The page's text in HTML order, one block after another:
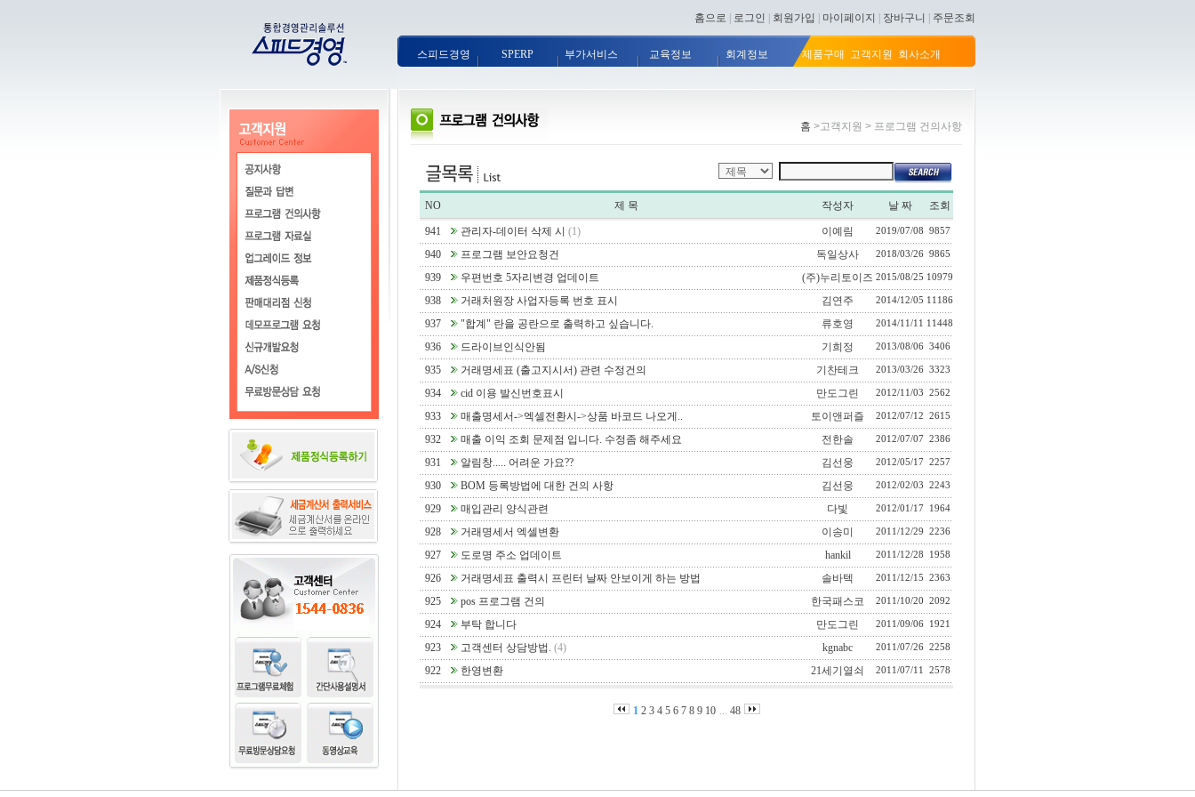
홈으로 로그인 회원가입 마이페이지 장바구니 주문조회
스피드경영 SPERP 부가서비스 교육정보 회계정보 제품구매 고객지원 회사소개
홈 >고객지원 > 프로그램 건의사항
NO 제 목 작성자 날 짜 조회
941 관리자-데이터 삭제 시 (1) 이예림 2019/07/08 9857
940 프로그램 보안요청건 독일상사 2018/03/26 9865
939 우편번호 5자리변경 업데이트 (주)누리토이즈 2015/08/25 10979
938 거래처원장 사업자등록 번호 표시 김연주 2014/12/05 11186
937 "합계" 란을 공란으로 출력하고 싶습니다. 류호영 2014/11/11 11448
936 드라이브인식안됨 기희정 2013/08/06 3406
935 거래명세표 (출고지시서) 관련 수정건의 기찬테크 2013/03/26 3323
934 cid 이용 발신번호표시 만도그린 2012/11/03 2562
933 매출명세서->엑셀전환시->상품 바코드 나오게.. 토이앤퍼즐 2012/07/12 2615
932 매출 이익 조회 문제점 입니다. 수정좀 해주세요 전한솔 2012/07/07 2386
931 알림창..... 어려운 가요?? 김선웅 2012/05/17 2257
930 BOM 등록방법에 대한 건의 사항 김선웅 2012/02/03 2243
929 매입관리 양식관련 다빛 2012/01/17 1964
928 거래명세서 엑셀변환 이송미 2011/12/29 2236
927 도로명 주소 업데이트 hankil 2011/12/28 1958
926 거래명세표 출력시 프린터 날짜 안보이게 하는 방법 솔바텍 2011/12/15 2363
925 pos 프로그램 건의 한국패스코 2011/10/20 2092
924 부탁 합니다 만도그린 2011/09/06 1921
923 고객센터 상담방법. (4) kgnabc 2011/07/26 2258
922 한영변환 21세기열쇠 2011/07/11 2578
1 2 3 4 5 6 7 8 9 10 ... 48